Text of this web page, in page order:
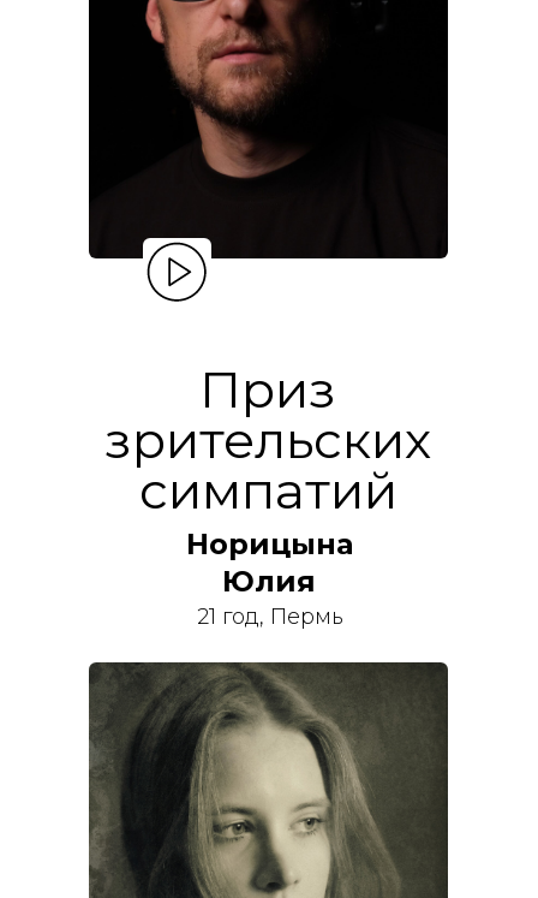
Норицына
Юлия
21 год, Пермь
Приз
зрительских
симпатий